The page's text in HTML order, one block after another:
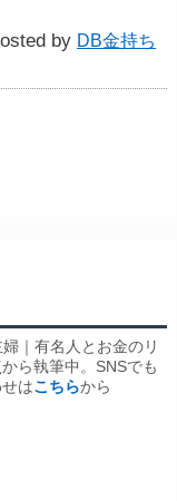
by DB金持ち
｜有名人とお金のリ
ら執筆中。SNSでも
はこちらから